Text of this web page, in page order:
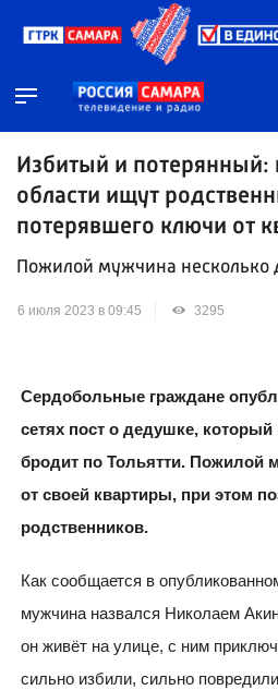
Избитый и потерянный:
области ищут
потерявшего ключи от
Пожилой мужчина несколько
6 июля 2023 в 09:45 3295
Сердобольные граждане
сетях пост о дедушке,
бродит по Тольятти. Пожилой
от своей квартиры, при этом
родственников.
Как сообщается в
мужчина назвался Николаем
он живёт на улице, с ним
сильно избили, сильно повредили